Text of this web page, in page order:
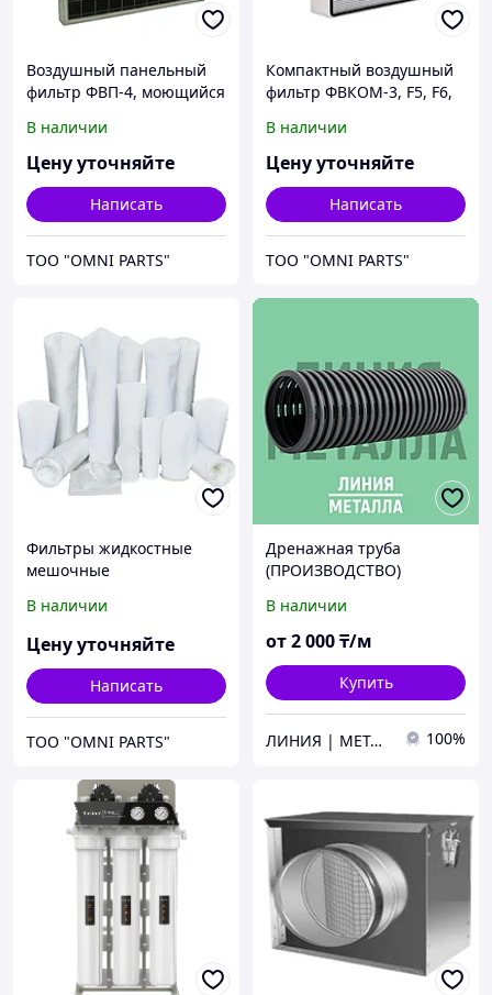
Воздушный панельный
фильтр ФВП-4, моющийся
В наличии
Цену уточняйте
Написать
ТОО "OMNI PARTS"
Компактный воздушный
фильтр ФВКОМ-3, F5, F6,
В наличии
Цену уточняйте
Написать
ТОО "OMNI PARTS"
Фильтры жидкостные
мешочные
полиэфирные
В наличии
Цену уточняйте
Написать
ТОО "OMNI PARTS"
Дренажная труба
(ПРОИЗВОДСТВО)
В наличии
от2 000₸/м
Купить
ЛИНИЯ | МЕТАЛЛА 100%